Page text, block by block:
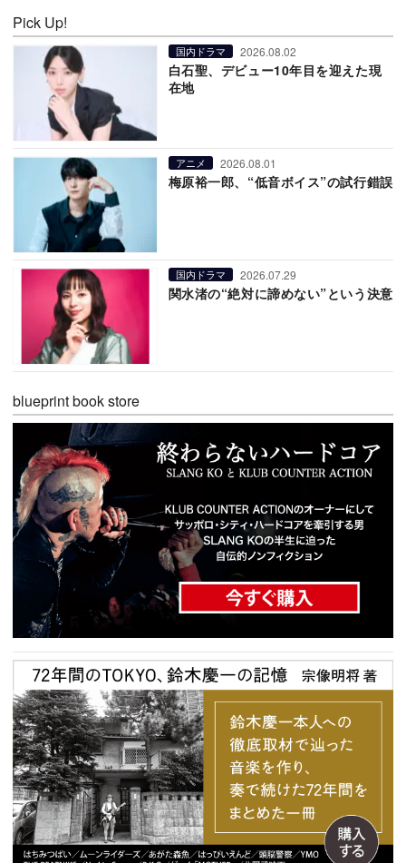
Pick Up!
国内ドラマ 2026.08.02
白石聖、デビュー10年目を迎えた現
在地
アニメ 2026.08.01
梅原裕一郎、“低音ボイス”の試行錯誤
国内ドラマ 2026.07.29
関水渚の“絶対に諦めない”という決意
blueprint book store